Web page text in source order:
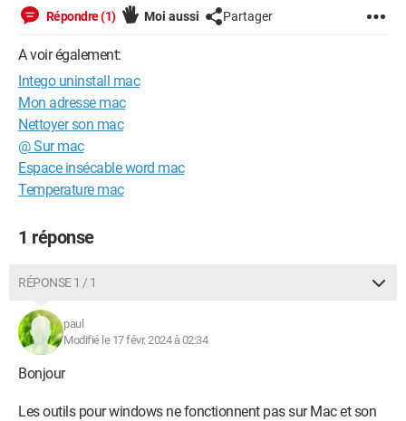
comme il faut, après plusieurs recherches je suis même allé
supprimer les fichiers Application Support et Cache dans mon
dossier Bibliothèque, mais ça me met toujours ce même
antivirus.
Help svp, je ne sais plus où chercher là :(
Répondre (1) Moi aussi Partager
A voir également:
Intego uninstall mac
Mon adresse mac
Nettoyer son mac
@ Sur mac
Espace insécable word mac
Temperature mac
1 réponse
RÉPONSE 1 / 1
paul
Modifié le 17 févr. 2024 à 02:34
Bonjour
Les outils pour windows ne fonctionnent pas sur Mac et son